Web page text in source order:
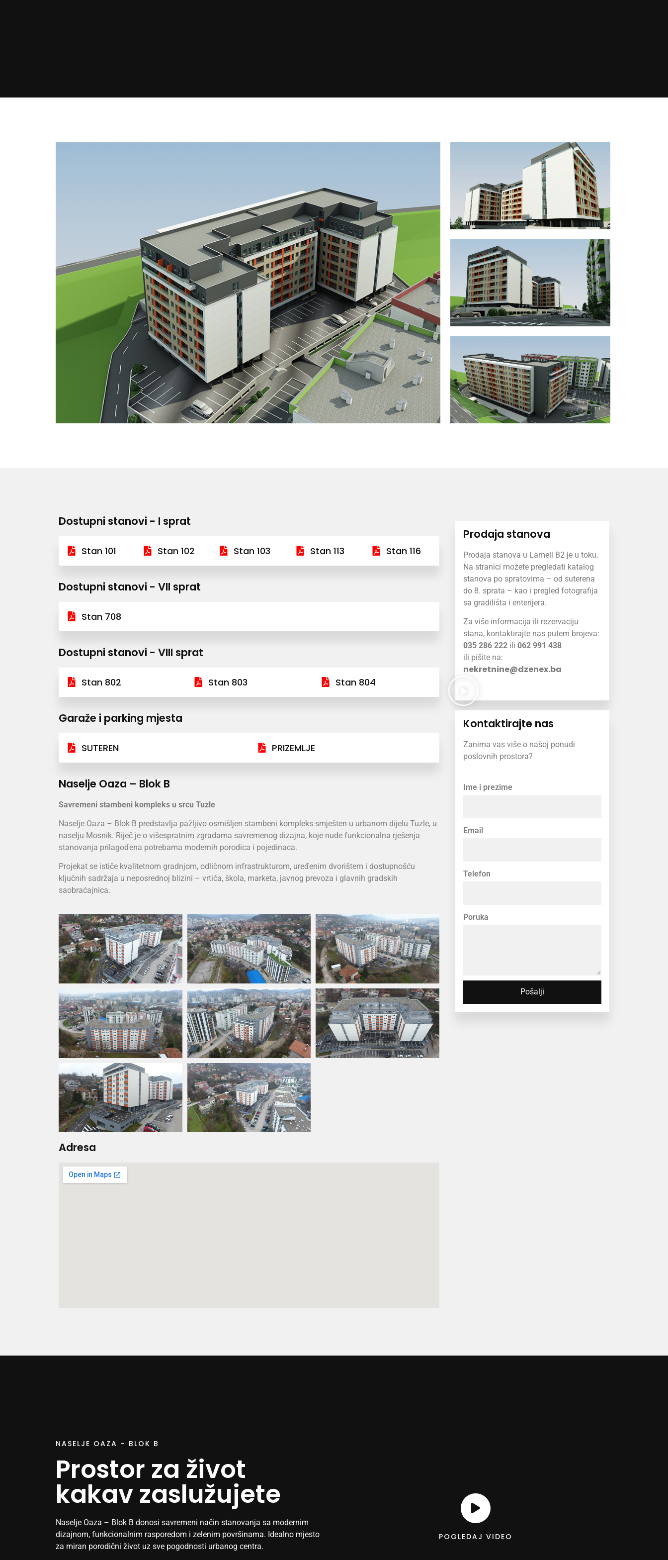
Dostupni stanovi - I sprat
Stan 101 Stan 102 Stan 103 Stan 113 Stan 116
Dostupni stanovi - VII sprat
Stan 708
Dostupni stanovi - VIII sprat
Stan 802 Stan 803 Stan 804
Garaže i parking mjesta
SUTEREN PRIZEMLJE
Naselje Oaza – Blok B
Savremeni stambeni kompleks u srcu Tuzle
Naselje Oaza – Blok B predstavlja pažljivo osmišljen stambeni kompleks smješten u urbanom dijelu Tuzle, u
naselju Mosnik. Riječ je o višespratnim zgradama savremenog dizajna, koje nude funkcionalna rješenja
stanovanja prilagođena potrebama modernih porodica i pojedinaca.
Projekat se ističe kvalitetnom gradnjom, odličnom infrastrukturom, uređenim dvorištem i dostupnošću
ključnih sadržaja u neposrednoj blizini – vrtića, škola, marketa, javnog prevoza i glavnih gradskih
saobraćajnica.
Adresa
Prodaja stanova
Prodaja stanova u Lameli B2 je u toku.
Na stranici možete pregledati katalog
stanova po spratovima – od suterena
do 8. sprata – kao i pregled fotografija
sa gradilišta i enterijera.
Za više informacija ili rezervaciju
stana, kontaktirajte nas putem brojeva:
035 286 222 ili 062 991 438
ili pišite na:
nekretnine@dzenex.ba
Kontaktirajte nas
Zanima vas više o našoj ponudi
poslovnih prostora?
Ime i prezime
Email
Telefon
Poruka
Pošalji
NASELJE OAZA – BLOK B
Prostor za život
kakav zaslužujete
Naselje Oaza – Blok B donosi savremeni način stanovanja sa modernim
dizajnom, funkcionalnim rasporedom i zelenim površinama. Idealno mjesto
za miran porodični život uz sve pogodnosti urbanog centra.
POGLEDAJ VIDEO